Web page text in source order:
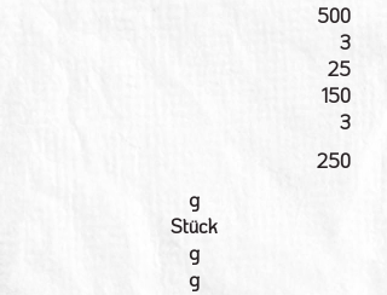
500
3
25
150
3
250
g
Stück
g
g